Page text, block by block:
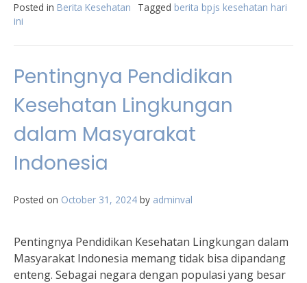
Posted in Berita Kesehatan Tagged berita bpjs kesehatan hari
ini
Pentingnya Pendidikan
Kesehatan Lingkungan
dalam Masyarakat
Indonesia
Posted on October 31, 2024 by adminval
Pentingnya Pendidikan Kesehatan Lingkungan dalam
Masyarakat Indonesia memang tidak bisa dipandang
enteng. Sebagai negara dengan populasi yang besar